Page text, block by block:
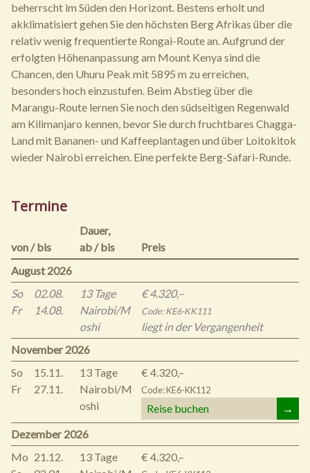
beherrscht im Süden den Horizont. Bestens erholt und
akklimatisiert gehen Sie den höchsten Berg Afrikas über die
relativ wenig frequentierte Rongai-Route an. Aufgrund der
erfolgten Höhenanpassung am Mount Kenya sind die
Chancen, den Uhuru Peak mit 5895 m zu erreichen,
besonders hoch einzustufen. Beim Abstieg über die
Marangu-Route lernen Sie noch den südseitigen Regenwald
am Kilimanjaro kennen, bevor Sie durch fruchtbares Chagga-
Land mit Bananen- und Kaffeeplantagen und über Loitokitok
wieder Nairobi erreichen. Eine perfekte Berg-Safari-Runde.
Termine
von / bis
Dauer,
ab / bis
Preis
August 2026
So
Fr
02.08.
14.08.
13 Tage
Nairobi/M
oshi
€ 4.320,–
Code: KE6-KK111
liegt in der Vergangenheit
November 2026
So
Fr
15.11.
27.11.
13 Tage
Nairobi/M
oshi
€ 4.320,–
Code: KE6-KK112
Reise buchen
→
Dezember 2026
Mo 21.12.
13 Tage
€ 4.320,–